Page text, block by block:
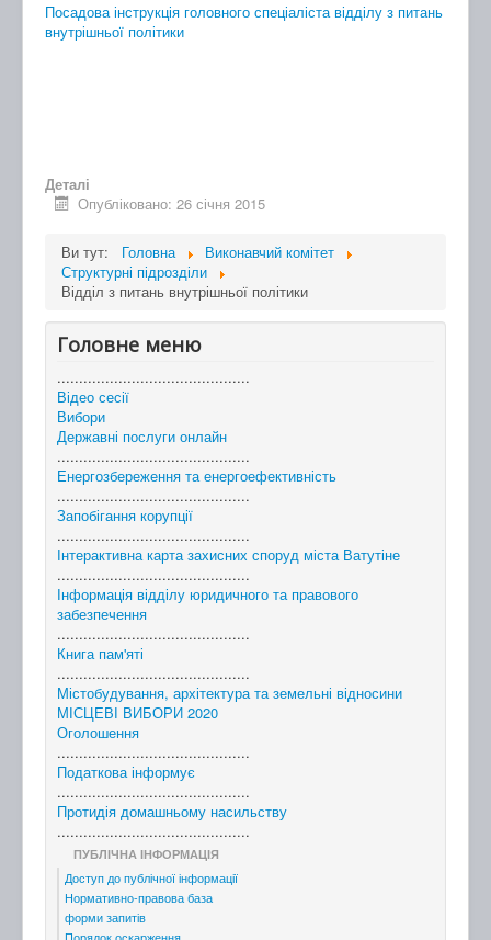
Посадова інструкція головного спеціаліста відділу з питань
внутрішньої політики
Деталі
Опубліковано: 26 січня 2015
Ви тут: Головна
Виконавчий комітет
Структурні підрозділи
Відділ з питань внутрішньої політики
Головне меню
............................................
Відео сесії
Вибори
Державні послуги онлайн
............................................
Енергозбереження та енергоефективність
............................................
Запобігання корупції
............................................
Інтерактивна карта захисних споруд міста Ватутіне
............................................
Інформація відділу юридичного та правового
забезпечення
............................................
Книга пам'яті
............................................
Містобудування, архітектура та земельні відносини
МІСЦЕВІ ВИБОРИ 2020
Оголошення
............................................
Податкова інформує
............................................
Протидія домашньому насильству
............................................
ПУБЛІЧНА ІНФОРМАЦІЯ
Доступ до публічної інформації
Нормативно-правова база
форми запитів